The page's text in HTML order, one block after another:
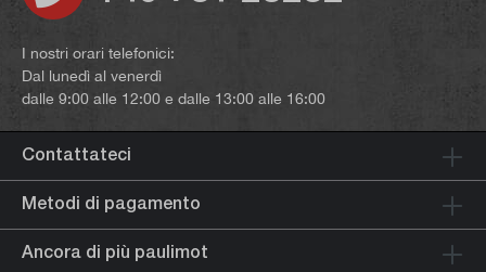
I nostri orari telefonici:
Dal lunedì al venerdì
dalle 9:00 alle 12:00 e dalle 13:00 alle 16:00
Contattateci
Metodi di pagamento
Ancora di più paulimot